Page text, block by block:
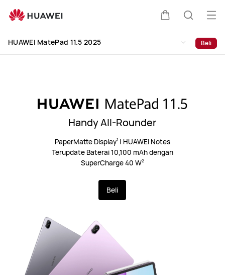
MatePad
2025
di
HUAWEI MatePad 11.5 2025 Beli
Handy All-Rounder
PaperMatte Display1 | HUAWEI Notes
Terupdate Baterai 10,100 mAh dengan
SuperCharge 40 W2
Beli